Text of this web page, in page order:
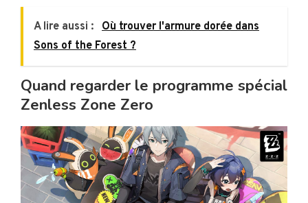
A lire aussi :
Où trouver l'armure dorée dans
Sons of the Forest ?
Quand regarder le programme spécial
Zenless Zone Zero